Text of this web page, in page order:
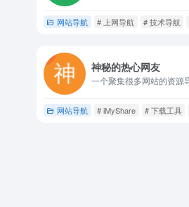
网站导航 # 上网导航 # 技术导航
神秘的热心网友
网站导航 # iMyShare # 下载工具